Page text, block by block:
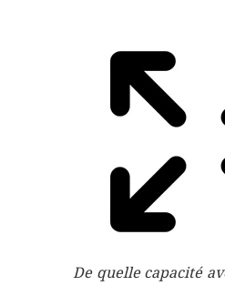
De quelle capacité